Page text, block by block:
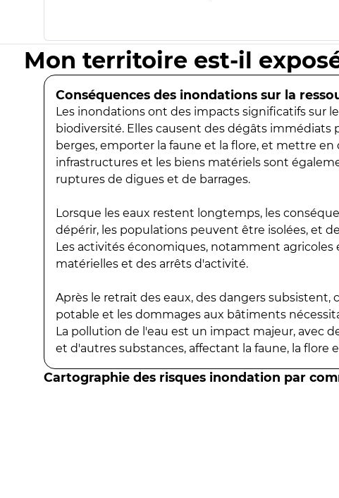
Mon territoire est-il
Conséquences des inondations sur la
Les inondations ont des impacts significatifs sur
biodiversité. Elles causent des dégâts immédiats
berges, emporter la faune et la flore, et mettre en
infrastructures et les biens matériels sont
ruptures de digues et de barrages.
Lorsque les eaux restent longtemps, les
dépérir, les populations peuvent être isolées, et
Les activités économiques, notamment
matérielles et des arrêts d'activité.
Après le retrait des eaux, des dangers
potable et les dommages aux bâtiments
La pollution de l'eau est un impact majeur, avec
et d'autres substances, affectant la faune, la flore
Cartographie des risques inondation par